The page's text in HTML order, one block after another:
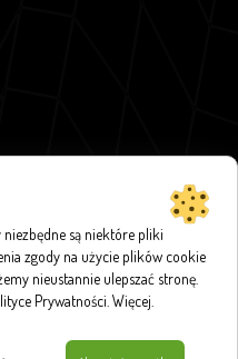
niezbędne są niektóre pliki
zgody na użycie plików cookie
nieustannie ulepszać stronę.
Prywatności. Więcej